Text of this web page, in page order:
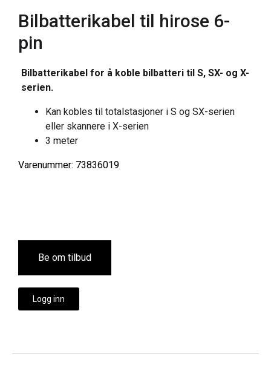
Bilbatterikabel til hirose 6-
pin
Bilbatterikabel for å koble bilbatteri til S, SX- og X-
serien.
Kan kobles til totalstasjoner i S og SX-serien
eller skannere i X-serien
3 meter
Varenummer: 73836019
Be om tilbud
Logg inn